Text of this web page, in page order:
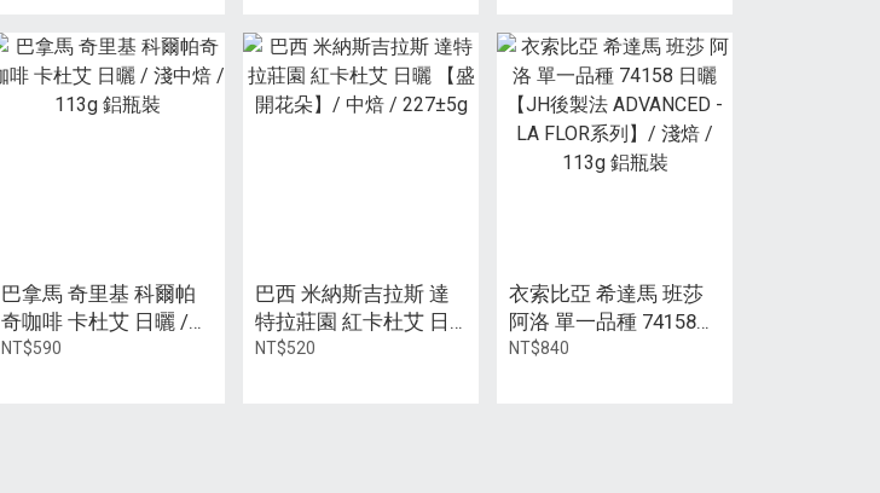
裝
巴拿馬 奇里基 科爾帕
奇咖啡 卡杜艾 日曬 /
淺中焙 / 113g 鋁瓶裝
NT$590
巴西 米納斯吉拉斯 達
特拉莊園 紅卡杜艾 日
曬 【盛開花朵】/ 中焙
NT$520
衣索比亞 希達馬 班莎
阿洛 單一品種 74158
日曬 【JH後製法
NT$840